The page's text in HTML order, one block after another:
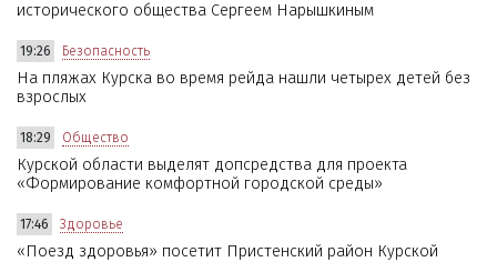
исторического общества Сергеем Нарышкиным
19:26 Безопасность
На пляжах Курска во время рейда нашли четырех детей без
взрослых
18:29 Общество
Курской области выделят допсредства для проекта
«Формирование комфортной городской среды»
17:46 Здоровье
«Поезд здоровья» посетит Пристенский район Курской